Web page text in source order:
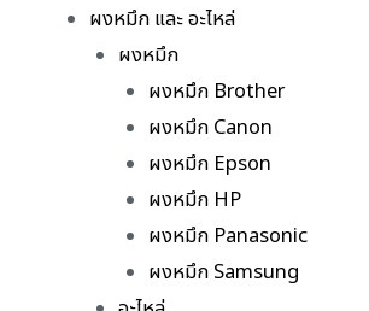
ผงหมึก และ อะไหล่
ผงหมึก
ผงหมึก Brother
ผงหมึก Canon
ผงหมึก Epson
ผงหมึก HP
ผงหมึก Panasonic
ผงหมึก Samsung